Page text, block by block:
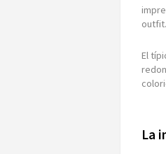
outfit.
El
La